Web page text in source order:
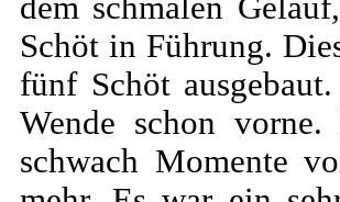
dem schmalen
Schöt in Führung.
fünf Schöt
Wende schon
schwach Momente